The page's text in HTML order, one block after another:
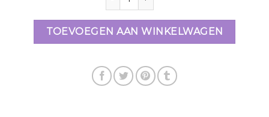
TOEVOEGEN AAN WINKELWAGEN